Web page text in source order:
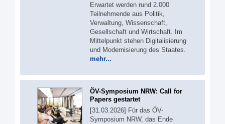
Erwartet werden rund 2.000
Teilnehmende aus Politik,
Verwaltung, Wissenschaft,
Gesellschaft und Wirtschaft. Im
Mittelpunkt stehen Digitalisierung
und Modernisierung des Staates.
mehr...
ÖV-Symposium NRW: Call for
Papers gestartet
[31.03.2026] Für das ÖV-
Symposium NRW, das Ende